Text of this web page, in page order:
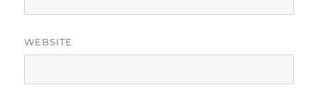
WEBSITE